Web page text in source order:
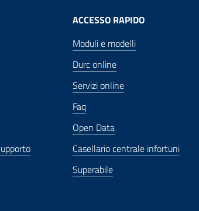
ACCESSO RAPIDO
Moduli e modelli
Durc online
Servizi online
Faq
Open Data
Casellario centrale infortuni
Superabile